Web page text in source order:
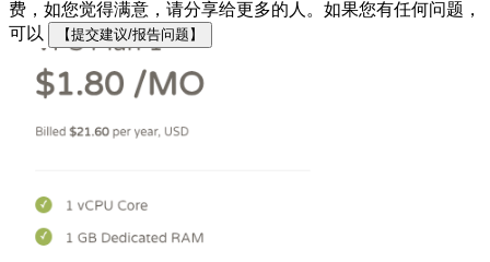
费，如您觉得满意，请分享给更多的人。如果您有任何问题，
可以
【提交建议/报告问题】